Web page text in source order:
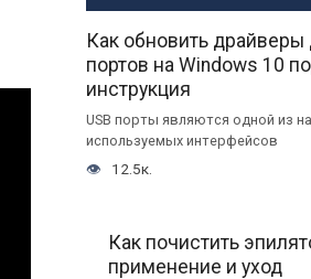
Как обновить драйверы
портов на Windows 10
инструкция
USB порты являются одной из
используемых интерфейсов
12.5к.
Как почистить
применение и уход